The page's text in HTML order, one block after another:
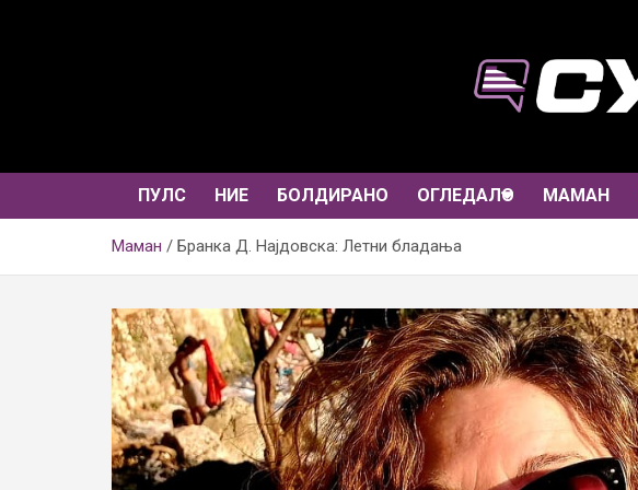
ПУЛС НИЕ БОЛДИРАНО ОГЛЕДАЛО МАМАН
Маман Бранка Д. Најдовска: Летни бладања